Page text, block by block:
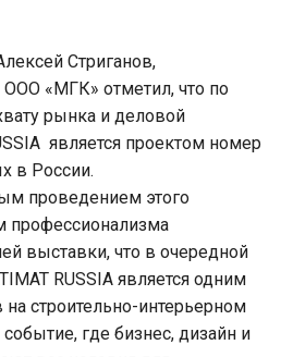
Стриганов,
«МГК» отметил, что по
рынка и деловой
является проектом номер
в России.
проведением этого
профессионализма
выставки, что в очередной
RUSSIA является одним
строительно-интерьерном
где бизнес, дизайн и